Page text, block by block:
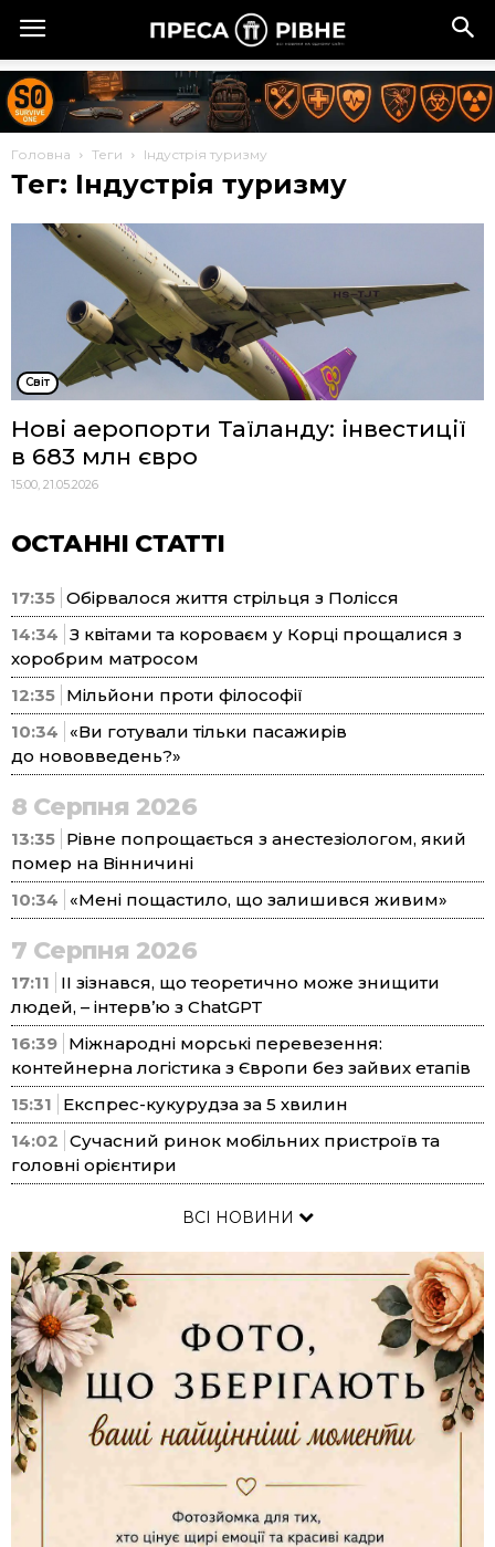
Головна Теги Індустрія туризму
Тег: Індустрія туризму
Cвіт
Нові аеропорти Таїланду: інвестиції
в 683 млн євро
15:00, 21.05.2026
ОСТАННІ СТАТТІ
17:35 Обірвалося життя стрільця з Полісся
14:34 З квітами та короваєм у Корці прощалися з
хоробрим матросом
12:35 Мільйони проти філософії
10:34
«Ви готували тільки пасажирів
до нововведень?»
8 Серпня 2026
13:35 Рівне попрощається з анестезіологом, який
помер на Вінничині
10:34
«Мені пощастило, що залишився живим»
7 Серпня 2026
17:11
ІІ зізнався, що теоретично може знищити
людей, – інтерв’ю з ChatGPT
16:39 Міжнародні морські перевезення:
контейнерна логістика з Європи без зайвих етапів
15:31
Експрес-кукурудза за 5 хвилин
14:02 Сучасний ринок мобільних пристроїв та
головні орієнтири
ВСІ НОВИНИ